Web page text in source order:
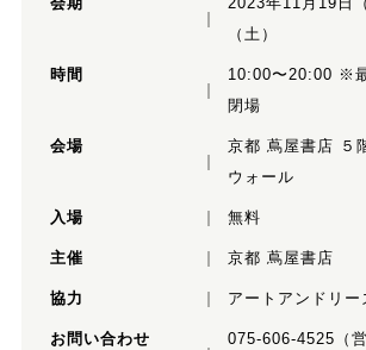
（⼟）
時間
10:00〜20:00 ※
閉場
会場
京都 蔦屋書店 ５
ウォール
入場 無料
主催 京都 蔦屋書店
協⼒ アートアンドリー
お問い合わせ
075-606-4525（営